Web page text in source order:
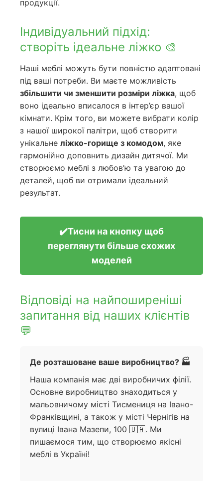
продукції.
Індивідуальний підхід:
створіть ідеальне ліжко 🎨
Наші меблі можуть бути повністю адаптовані
під ваші потреби. Ви маєте можливість
збільшити чи зменшити розміри ліжка, щоб
воно ідеально вписалося в інтер’єр вашої
кімнати. Крім того, ви можете вибрати колір
з нашої широкої палітри, щоб створити
унікальне ліжко-горище з комодом, яке
гармонійно доповнить дизайн дитячої. Ми
створюємо меблі з любов’ю та увагою до
деталей, щоб ви отримали ідеальний
результат.
✔️Тисни на кнопку щоб
переглянути більше схожих
моделей
Відповіді на найпоширеніші
запитання від наших клієнтів
💬
Де розташоване ваше виробництво? 🏭
Наша компанія має дві виробничих філії.
Основне виробництво знаходиться у
мальовничому місті Тисмениця на Івано-
Франківщині, а також у місті Чернігів на
вулиці Івана Мазепи, 100 🇺🇦. Ми
пишаємося тим, що створюємо якісні
меблі в Україні!